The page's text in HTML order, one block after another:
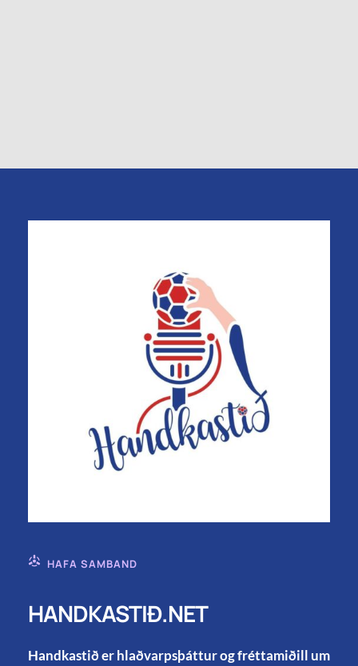
HAFA SAMBAND
HANDKASTIÐ.NET
Handkastið er hlaðvarpsþáttur og fréttamiðill um